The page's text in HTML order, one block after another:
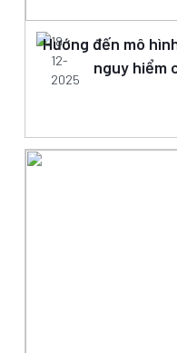
Hướng đến mô
nguy hiểm
18-
12-
2025